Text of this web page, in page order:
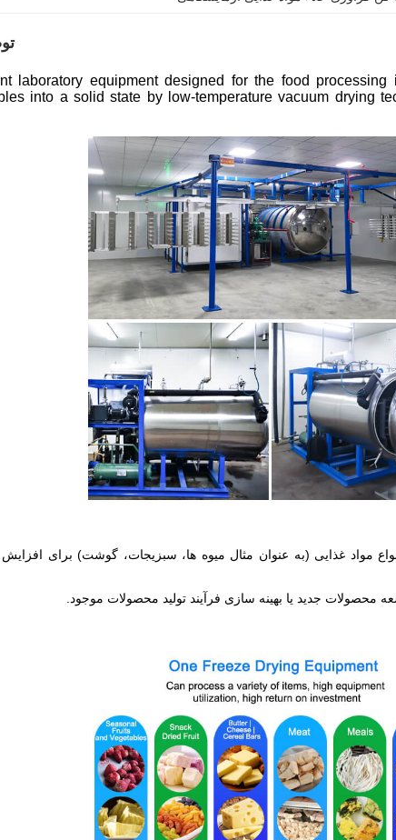
laboratory equipment designed for the food processing
into a solid state by low-temperature vacuum drying
مواد غذایی (به عنوان مثال میوه ها، سبزیجات، گوشت) برای افزایش
محصولات جدید یا بهینه سازی فرآیند تولید محصولات موجود.